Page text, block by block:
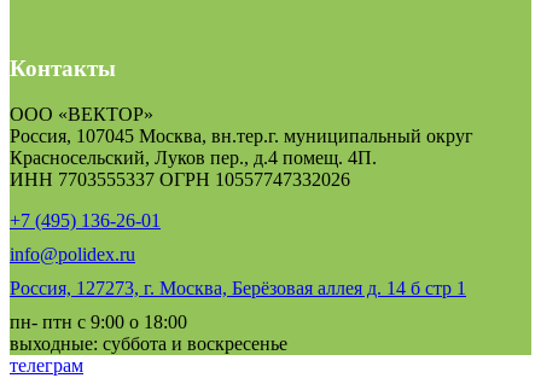
Контакты
ООО «ВЕКТОР»
Россия, 107045 Москва, вн.тер.г. муниципальный округ
Красносельский, Луков пер., д.4 помещ. 4П.
ИНН 7703555337 ОГРН 10557747332026
+7 (495) 136-26-01
info@polidex.ru
Россия, 127273, г. Москва, Берёзовая аллея д. 14 б стр 1
пн- птн с 9:00 о 18:00
выходные: суббота и воскресенье
телеграм